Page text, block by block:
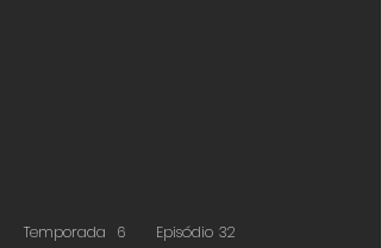
Temporada 6 Episódio 32